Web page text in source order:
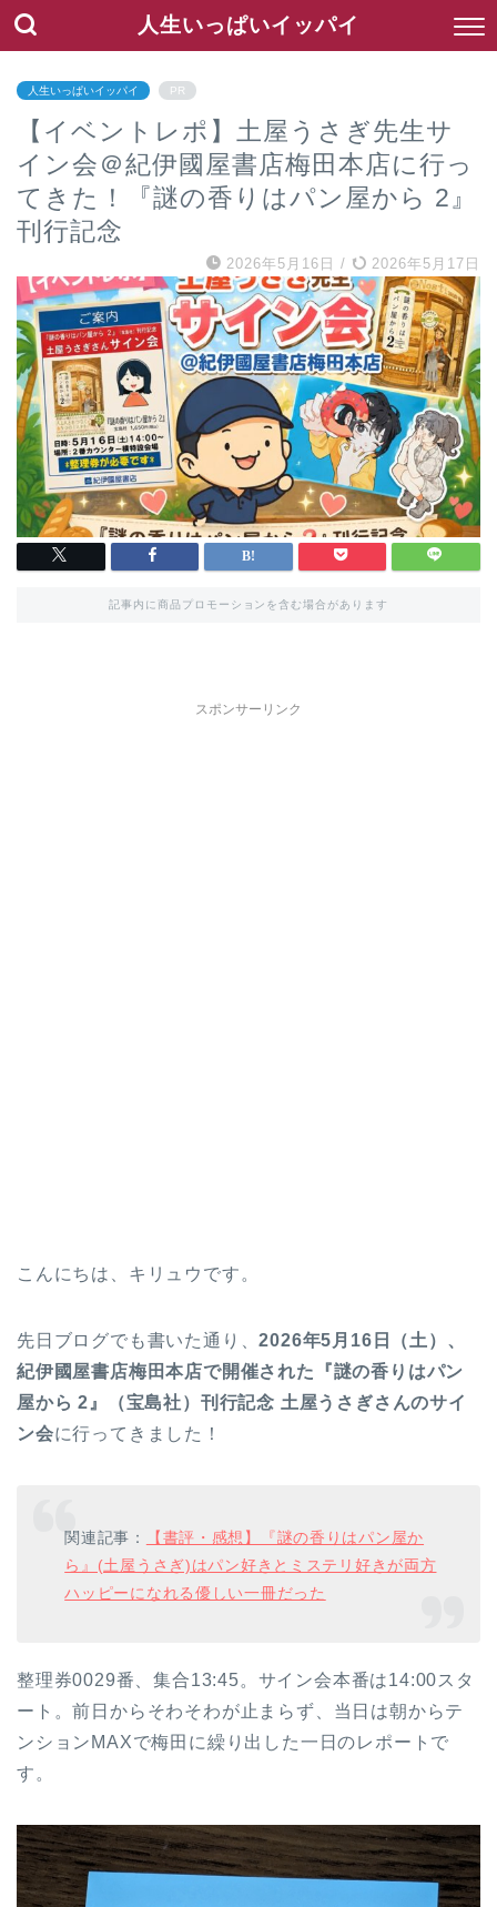
人生いっぱいイッパイ
人生いっぱいイッパイ PR
【イベントレポ】土屋うさぎ先生サ
イン会＠紀伊國屋書店梅田本店に行っ
てきた！『謎の香りはパン屋から 2』
刊行記念
2026年5月16日 / 2026年5月17日
記事内に商品プロモーションを含む場合があります
スポンサーリンク
こんにちは、キリュウです。
先日ブログでも書いた通り、2026年5月16日（土）、
紀伊國屋書店梅田本店で開催された『謎の香りはパン
屋から 2』（宝島社）刊行記念 土屋うさぎさんのサイ
ン会に行ってきました！
関連記事：
【書評・感想】『謎の香りはパン屋か
ら』(土屋うさぎ)はパン好きとミステリ好きが両方
ハッピーになれる優しい一冊だった
整理券0029番、集合13:45。サイン会本番は14:00スタ
ート。前日からそわそわが止まらず、当日は朝からテ
ンションMAXで梅田に繰り出した一日のレポートで
す。